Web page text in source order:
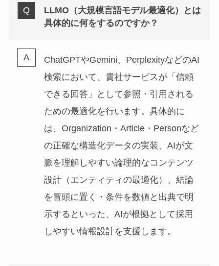
LLMO（大規模言語モデル最適化）とは
具体的に何をするのですか？
ChatGPTやGemini、PerplexityなどのAI
検索において、貴社サービスが「信頼
できる回答」として参照・引用される
ための最適化を行います。具体的に
は、Organization・Article・Personなど
の正確な構造化データの実装、AIが文
脈を理解しやすい論理的なコンテンツ
設計（エンティティの最適化）、結論
を冒頭に置く・条件を数値と出典で明
示するといった、AIが根拠として採用
しやすい情報設計を支援します。